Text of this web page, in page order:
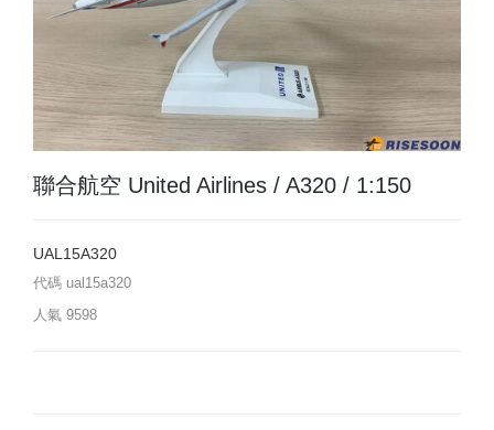
聯合航空 United Airlines / A320 / 1:150
UAL15A320
代碼 ual15a320
人氣 9598